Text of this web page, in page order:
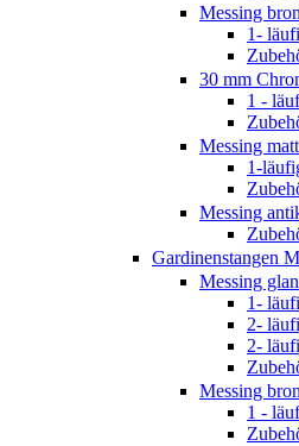
Messing
1-
30 mm
1 -
Messing matt
1-
Messing
Gardinenstangen
Messing
1-
2-
2-
Messing
1 -